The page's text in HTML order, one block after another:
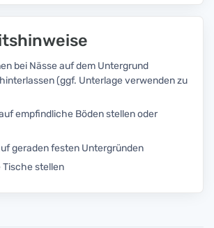
bei Nässe auf dem Untergrund
(ggf. Unterlage verwenden zu
empfindliche Böden stellen oder
geraden festen Untergründen
Tische stellen